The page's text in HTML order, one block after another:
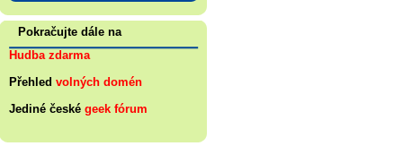
Pokračujte dále na
Hudba zdarma
Přehled volných domén
Jediné české geek fórum